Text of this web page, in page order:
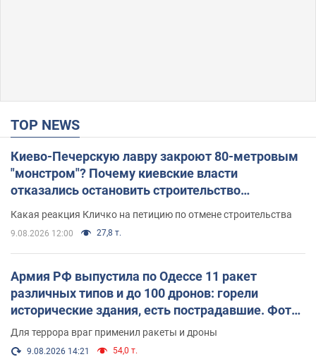
TOP NEWS
Киево-Печерскую лавру закроют 80-метровым
"монстром"? Почему киевские власти
отказались остановить строительство
Какая реакция Кличко на петицию по отмене строительства
9.08.2026 12:00 27,8 т.
Армия РФ выпустила по Одессе 11 ракет
различных типов и до 100 дронов: горели
исторические здания, есть пострадавшие. Фото
и видео
Для террора враг применил ракеты и дроны
9.08.2026 14:21 54,0 т.